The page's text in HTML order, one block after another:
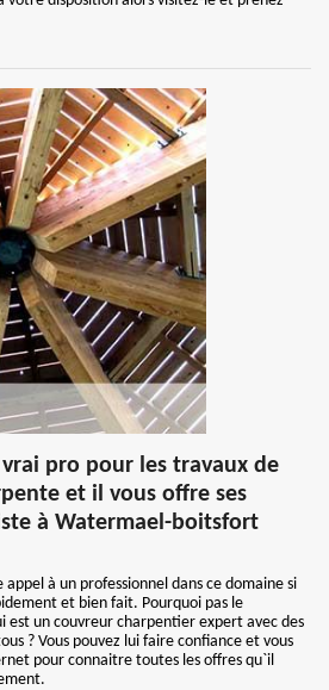
pro pour les travaux de
et il vous offre ses
à Watermael-boitsfort
à un professionnel dans ce domaine si
et bien fait. Pourquoi pas le
est un couvreur charpentier expert avec des
? Vous pouvez lui faire confiance et vous
pour connaitre toutes les offres qu`il